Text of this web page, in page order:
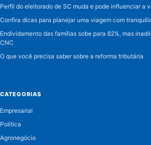
Perfil do eleitorado de SC muda e pode influenciar a
Confira dicas para planejar uma viagem com
Endividamento das famílias sobe para 82%, mas
CNC
O que você precisa saber sobre a reforma tributária
CATEGORIAS
Empresarial
Política
Agronegócio